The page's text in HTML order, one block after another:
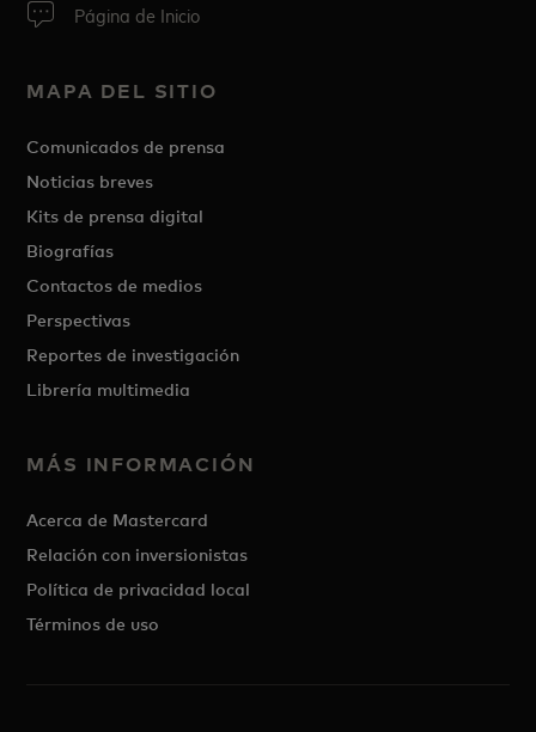
Página de Inicio
MAPA DEL SITIO
Comunicados de prensa
Noticias breves
Kits de prensa digital
Biografías
Contactos de medios
Perspectivas
Reportes de investigación
Librería multimedia
MÁS INFORMACIÓN
Acerca de Mastercard
Relación con inversionistas
Política de privacidad local
Términos de uso